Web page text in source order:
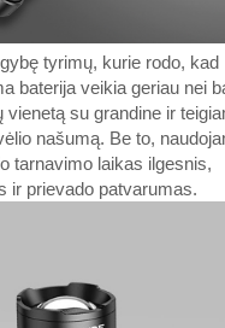
tyrimų, kurie rodo, kad
baterija veikia geriau nei
vienetą su grandine ir
našumą. Be to,
tarnavimo laikas ilgesnis,
ir prievado patvarumas.